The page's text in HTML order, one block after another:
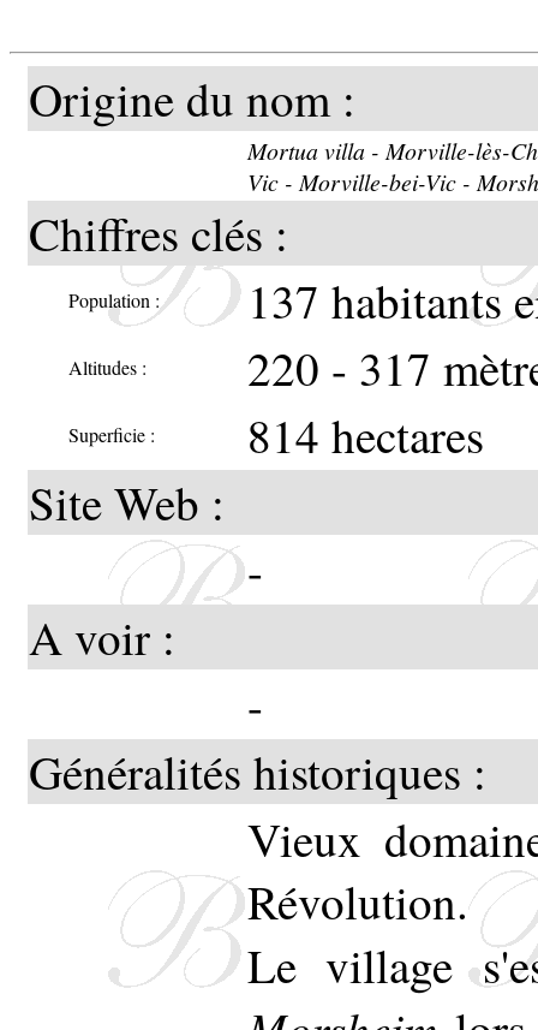
d'une
Union
Origine du nom :
Mortua villa - Morville-lès-
Vic - Morville-bei-Vic -
Chiffres clés :
Population : 137 habitants
Altitudes : 220 - 317
Superficie :
814 hectares
Site Web :
-
A voir :
-
Généralités historiques :
Vieux
Révolution.
Le village